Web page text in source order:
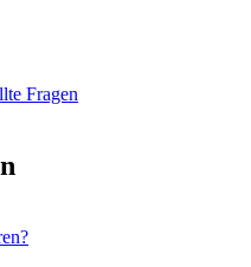
Fragen